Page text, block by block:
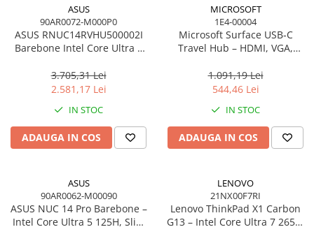
ASUS
90AR0072-M000P0
ASUS RNUC14RVHU500002I
Barebone Intel Core Ultra 5
3.705,31 Lei
2.581,17 Lei
IN STOC
ADAUGA IN COS
MICROSOFT
1E4-00004
Microsoft Surface USB‑C
Travel Hub – HDMI, VGA,
1.091,19 Lei
544,46 Lei
IN STOC
ADAUGA IN COS
ASUS
90AR0062-M00090
ASUS NUC 14 Pro Barebone –
Intel Core Ultra 5 125H, Slim
LENOVO
21NX00F7RI
Lenovo ThinkPad X1 Carbon
G13 – Intel Core Ultra 7 265U,